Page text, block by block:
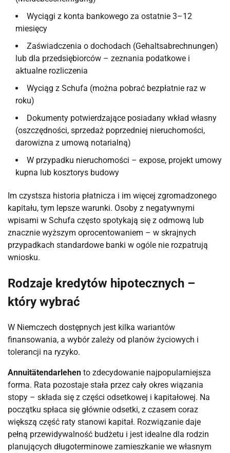
Wyciągi z konta bankowego za ostatnie 3–12
miesięcy
Zaświadczenia o dochodach (Gehaltsabrechnungen)
lub dla przedsiębiorców – zeznania podatkowe i
aktualne rozliczenia
Wyciąg z Schufa (można pobrać bezpłatnie raz w
roku)
Dokumenty potwierdzające posiadany wkład własny
(oszczędności, sprzedaż poprzedniej nieruchomości,
darowizna z umową notarialną)
W przypadku nieruchomości – expose, projekt umowy
kupna lub kosztorys budowy
Im czystsza historia płatnicza i im więcej zgromadzonego
kapitału, tym lepsze warunki. Osoby z negatywnymi
wpisami w Schufa często spotykają się z odmową lub
znacznie wyższym oprocentowaniem – w skrajnych
przypadkach standardowe banki w ogóle nie rozpatrują
wniosku.
Rodzaje kredytów hipotecznych –
który wybrać
W Niemczech dostępnych jest kilka wariantów
finansowania, a wybór zależy od planów życiowych i
tolerancji na ryzyko.
Annuitätendarlehen to zdecydowanie najpopularniejsza
forma. Rata pozostaje stała przez cały okres wiązania
stopy – składa się z części odsetkowej i kapitałowej. Na
początku spłaca się głównie odsetki, z czasem coraz
większą część raty stanowi kapitał. Rozwiązanie daje
pełną przewidywalność budżetu i jest idealne dla rodzin
planujących długoterminowe zamieszkanie we własnym